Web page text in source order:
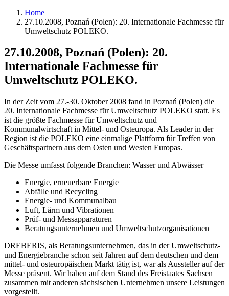
Home
27.10.2008, Poznań (Polen): 20. Internationale Fachmesse für
Umweltschutz POLEKO.
27.10.2008, Poznań (Polen): 20.
Internationale Fachmesse für
Umweltschutz POLEKO.
In der Zeit vom 27.-30. Oktober 2008 fand in Poznań (Polen) die
20. Internationale Fachmesse für Umweltschutz POLEKO statt. Es
ist die größte Fachmesse für Umweltschutz und
Kommunalwirtschaft in Mittel- und Osteuropa. Als Leader in der
Region ist die POLEKO eine einmalige Plattform für Treffen von
Geschäftspartnern aus dem Osten und Westen Europas.
Die Messe umfasst folgende Branchen: Wasser und Abwässer
Energie, erneuerbare Energie
Abfälle und Recycling
Energie- und Kommunalbau
Luft, Lärm und Vibrationen
Prüf- und Messapparaturen
Beratungsunternehmen und Umweltschutzorganisationen
DREBERIS, als Beratungsunternehmen, das in der Umweltschutz-
und Energiebranche schon seit Jahren auf dem deutschen und dem
mittel- und osteuropäischen Markt tätig ist, war als Aussteller auf der
Messe präsent. Wir haben auf dem Stand des Freistaates Sachsen
zusammen mit anderen sächsischen Unternehmen unsere Leistungen
vorgestellt.